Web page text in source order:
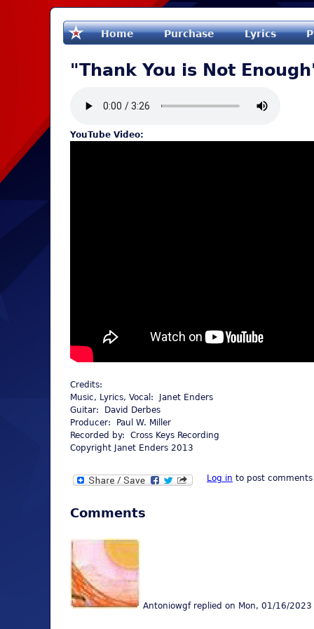
Home Purchase Lyrics
"Thank You is Not
YouTube Video:
Credits:
Music, Lyrics, Vocal: Janet Enders
Guitar: David Derbes
Producer: Paul W. Miller
Recorded by: Cross Keys Recording
Copyright Janet Enders 2013
Log in to post comments
Comments
Antoniowgfreplied on Mon, 01/16/2023